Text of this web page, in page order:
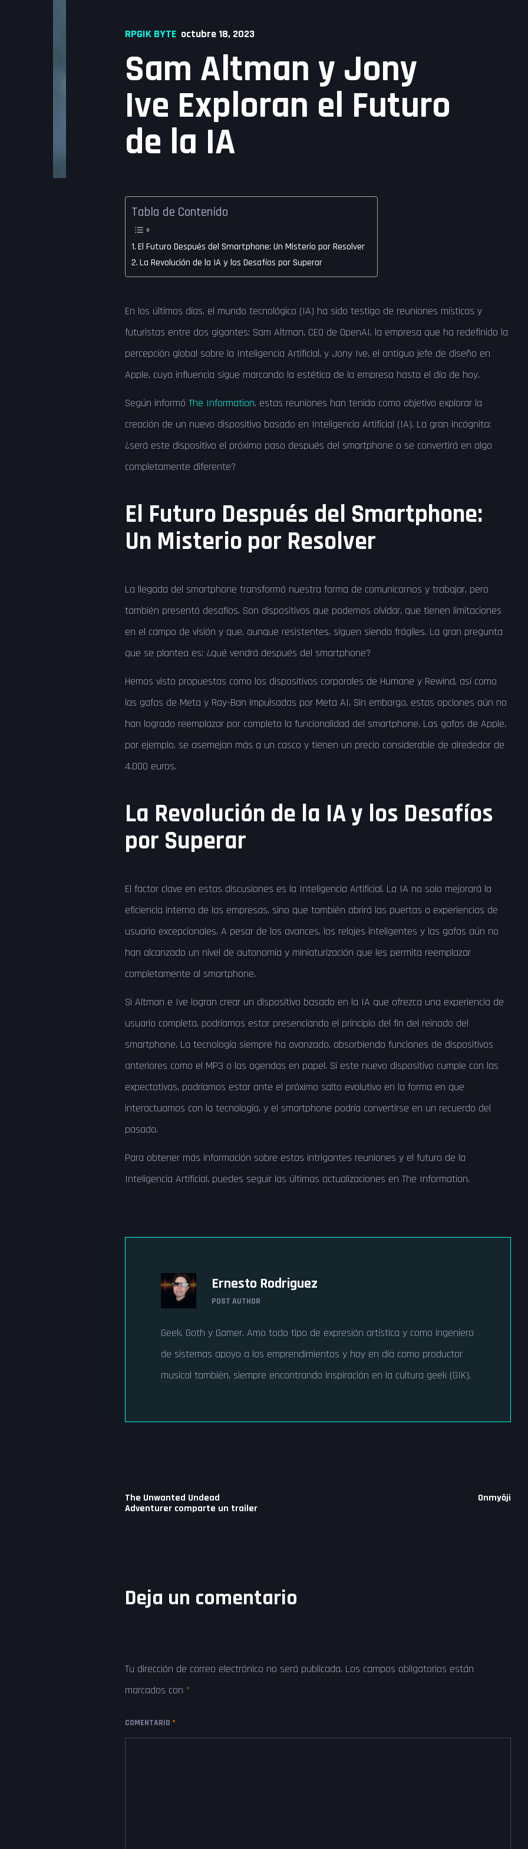
RPGIK BYTE octubre 18, 2023
Sam Altman y Jony
Ive Exploran el Futuro
de la IA
Tabla de Contenido
El Futuro Después del Smartphone: Un Misterio por Resolver
La Revolución de la IA y los Desafíos por Superar
En los últimos días, el mundo tecnológico (IA) ha sido testigo de reuniones místicas y
futuristas entre dos gigantes: Sam Altman, CEO de OpenAI, la empresa que ha redefinido la
percepción global sobre la Inteligencia Artificial, y Jony Ive, el antiguo jefe de diseño en
Apple, cuya influencia sigue marcando la estética de la empresa hasta el día de hoy.
Según informóThe Information, estas reuniones han tenido como objetivo explorar la
creación de un nuevo dispositivo basado en Inteligencia Artificial (IA). La gran incógnita:
¿será este dispositivo el próximo paso después del smartphone o se convertirá en algo
completamente diferente?
El Futuro Después del Smartphone:
Un Misterio por Resolver
La llegada del smartphone transformó nuestra forma de comunicarnos y trabajar, pero
también presentó desafíos. Son dispositivos que podemos olvidar, que tienen limitaciones
en el campo de visión y que, aunque resistentes, siguen siendo frágiles. La gran pregunta
que se plantea es: ¿qué vendrá después del smartphone?
Hemos visto propuestas como los dispositivos corporales de Humane y Rewind, así como
las gafas de Meta y Ray-Ban impulsadas por Meta AI. Sin embargo, estas opciones aún no
han logrado reemplazar por completo la funcionalidad del smartphone. Las gafas de Apple,
por ejemplo, se asemejan más a un casco y tienen un precio considerable de alrededor de
4.000 euros.
La Revolución de la IA y los Desafíos
por Superar
El factor clave en estas discusiones es la Inteligencia Artificial. La IA no solo mejorará la
eficiencia interna de las empresas, sino que también abrirá las puertas a experiencias de
usuario excepcionales. A pesar de los avances, los relojes inteligentes y las gafas aún no
han alcanzado un nivel de autonomía y miniaturización que les permita reemplazar
completamente al smartphone.
Si Altman e Ive logran crear un dispositivo basado en la IA que ofrezca una experiencia de
usuario completa, podríamos estar presenciando el principio del fin del reinado del
smartphone. La tecnología siempre ha avanzado, absorbiendo funciones de dispositivos
anteriores como el MP3 o las agendas en papel. Si este nuevo dispositivo cumple con las
expectativas, podríamos estar ante el próximo salto evolutivo en la forma en que
interactuamos con la tecnología, y el smartphone podría convertirse en un recuerdo del
pasado.
Para obtener más información sobre estas intrigantes reuniones y el futuro de la
Inteligencia Artificial, puedes seguir las últimas actualizaciones en The Information.
Ernesto Rodriguez
POST AUTHOR
Geek, Goth y Gamer. Amo todo tipo de expresión artística y como ingeniero
de sistemas apoyo a los emprendimientos y hoy en día como productor
musical también, siempre encontrando inspiración en la cultura geek (GIK).
Navegación
de
The Unwanted Undead
Adventurer comparte un trailer
Onmyōji
Deja un comentario
Tu dirección de correo electrónico no será publicada. Los campos obligatorios están
marcados con *
COMENTARIO*